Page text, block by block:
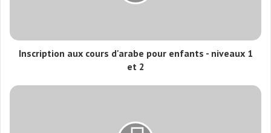
Inscription aux cours d'arabe pour enfants - niveaux 1
et 2